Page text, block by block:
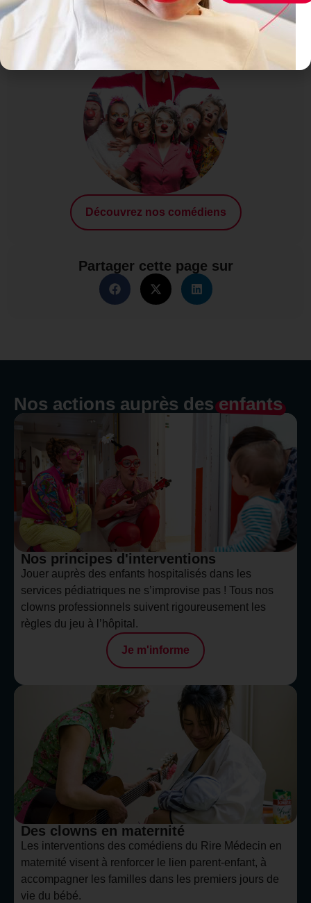
Découvrez nos comédiens
Partager cette page sur
Nos actions auprès desenfants
Nos principes d'interventions
Jouer auprès des enfants hospitalisés dans les
services pédiatriques ne s’improvise pas ! Tous nos
clowns professionnels suivent rigoureusement les
règles du jeu à l’hôpital.
Je m'informe
Des clowns en maternité
Les interventions des comédiens du Rire Médecin en
maternité visent à renforcer le lien parent-enfant, à
accompagner les familles dans les premiers jours de
vie du bébé.